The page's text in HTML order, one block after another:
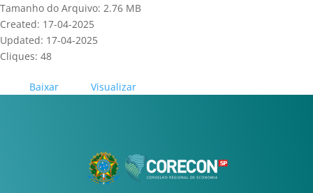
Tamanho do Arquivo: 2.76 MB
Created: 17-04-2025
Updated: 17-04-2025
Cliques: 48
Baixar Visualizar